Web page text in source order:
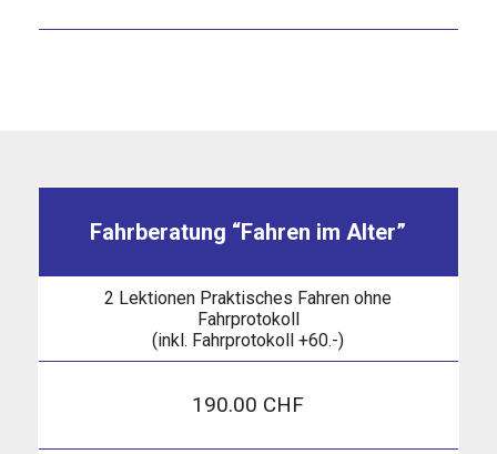
Fahrberatung “Fahren im Alter”
2 Lektionen Praktisches Fahren ohne
Fahrprotokoll
(inkl. Fahrprotokoll +60.-)
190.00 CHF